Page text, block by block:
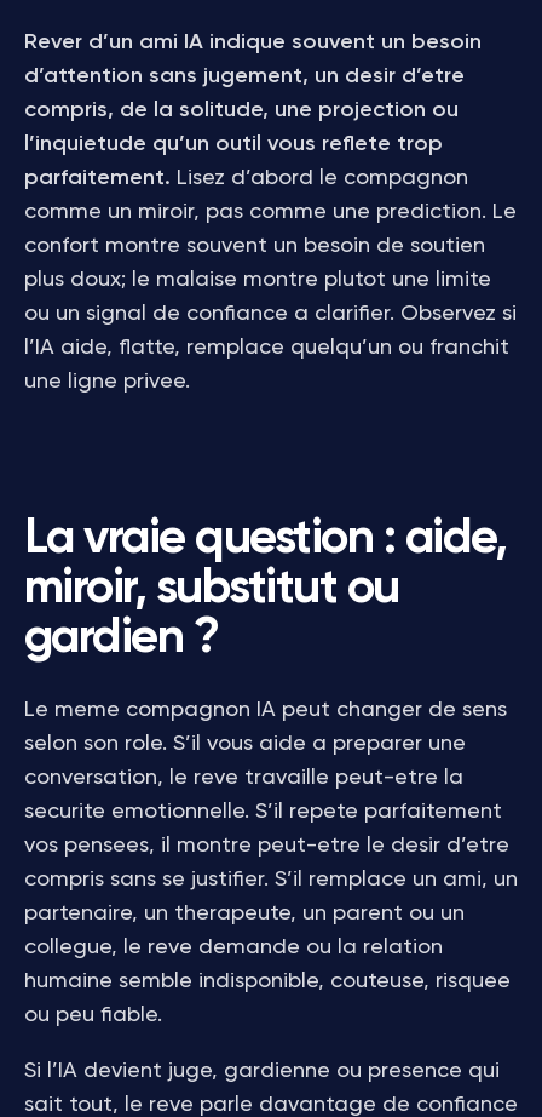
Rever d’un ami IA indique souvent un besoin
d’attention sans jugement, un desir d’etre
compris, de la solitude, une projection ou
l’inquietude qu’un outil vous reflete trop
parfaitement. Lisez d’abord le compagnon
comme un miroir, pas comme une prediction. Le
confort montre souvent un besoin de soutien
plus doux; le malaise montre plutot une limite
ou un signal de confiance a clarifier. Observez si
l’IA aide, flatte, remplace quelqu’un ou franchit
une ligne privee.
La vraie question : aide,
miroir, substitut ou
gardien ?
Le meme compagnon IA peut changer de sens
selon son role. S’il vous aide a preparer une
conversation, le reve travaille peut-etre la
securite emotionnelle. S’il repete parfaitement
vos pensees, il montre peut-etre le desir d’etre
compris sans se justifier. S’il remplace un ami, un
partenaire, un therapeute, un parent ou un
collegue, le reve demande ou la relation
humaine semble indisponible, couteuse, risquee
ou peu fiable.
Si l’IA devient juge, gardienne ou presence qui
sait tout, le reve parle davantage de confiance